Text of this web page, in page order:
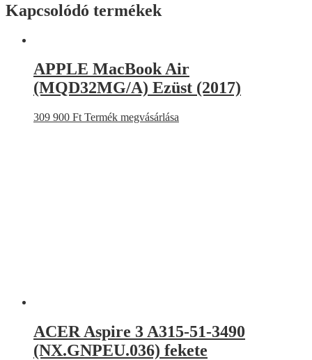
Kapcsolódó termékek
APPLE MacBook Air
(MQD32MG/A) Ezüst (2017)
309 900 Ft Termék megvásárlása
ACER Aspire 3 A315-51-3490
(NX.GNPEU.036) fekete